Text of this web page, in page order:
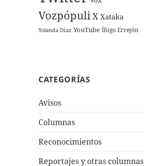
Vozpópuli X Xataka
Yolanda Díaz YouTube Íñigo Errejón
CATEGORÍAS
Avisos
Columnas
Reconocimientos
Reportajes y otras columnas